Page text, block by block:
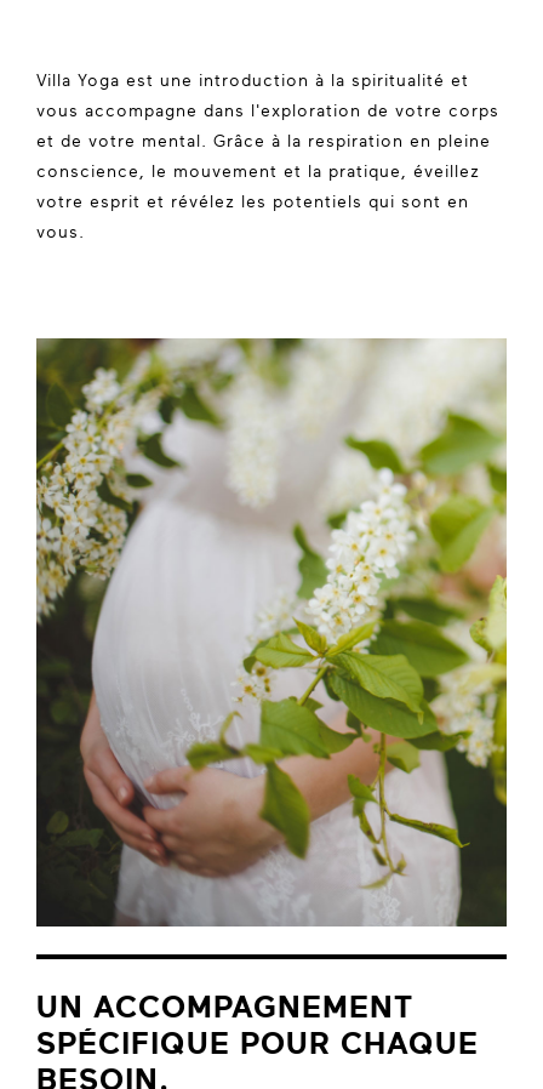
Villa Yoga est une introduction à la spiritualité et
vous accompagne dans l'exploration de votre corps
et de votre mental. Grâce à la respiration en pleine
conscience, le mouvement et la pratique, éveillez
votre esprit et révélez les potentiels qui sont en
vous.
UN ACCOMPAGNEMENT
SPÉCIFIQUE POUR CHAQUE
BESOIN.